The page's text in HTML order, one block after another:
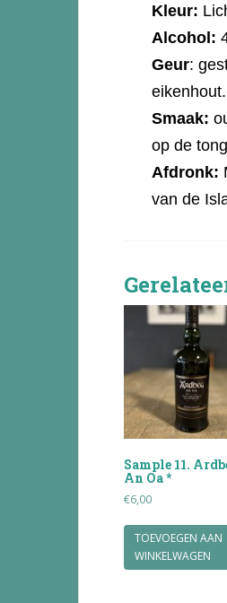
Kleur:
Alcohol:
Geur:
Smaak:
op de
Afdronk:
van de
Sample 11.
An Oa *
€6,00
TOEVOEGEN AAN
WINKELWAGEN